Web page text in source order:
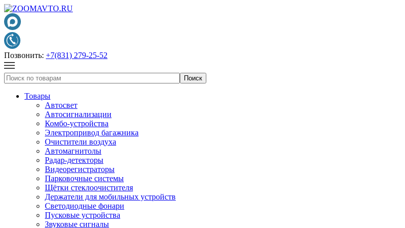
Позвонить: +7(831) 279-25-52
Товары
Автосвет
Автосигнализации
Комбо-устройства
Электропривод багажника
Очистители воздуха
Автомагнитолы
Радар-детекторы
Видеорегистраторы
Парковочные системы
Щётки стеклоочистителя
Держатели для мобильных устройств
Светодиодные фонари
Пусковые устройства
Звуковые сигналы